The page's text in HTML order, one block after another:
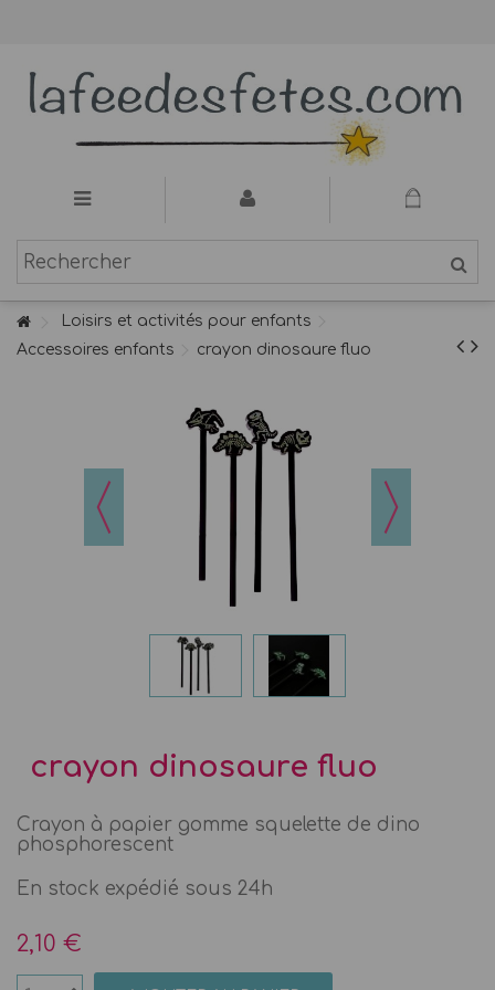
Loisirs et activités pour enfants
Accessoires enfants
crayon dinosaure fluo
crayon dinosaure fluo
Crayon à papier gomme squelette de dino
phosphorescent
En stock expédié sous 24h
2,10 €